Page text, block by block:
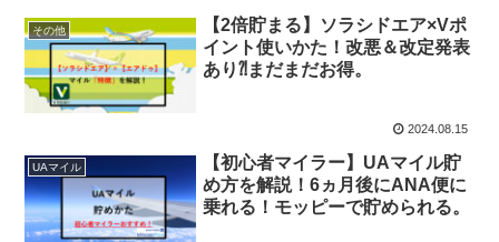
その他
【2倍貯まる】ソラシドエア×Vポ
イント使いかた！改悪＆改定発表
あり⁈まだまだお得。
2024.08.15
UAマイル
【初心者マイラー】UAマイル貯
め方を解説！6ヵ月後にANA便に
乗れる！モッピーで貯められる。